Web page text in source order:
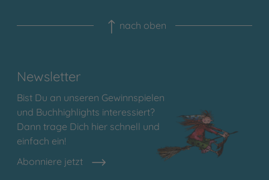
nach oben
Newsletter
Bist Du an unseren Gewinnspielen
und Buchhighlights interessiert?
Dann trage Dich hier schnell und
einfach ein!
Abonniere jetzt